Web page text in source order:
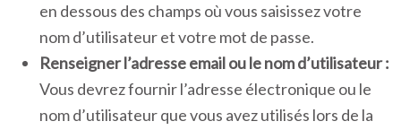
en dessous des champs où vous saisissez votre
nom d’utilisateur et votre mot de passe.
Renseigner l’adresse email ou le nom d’utilisateur :
Vous devrez fournir l’adresse électronique ou le
nom d’utilisateur que vous avez utilisés lors de la